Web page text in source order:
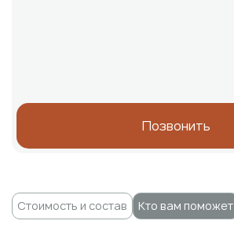
Позвонить
Стоимость и состав Кто вам поможет